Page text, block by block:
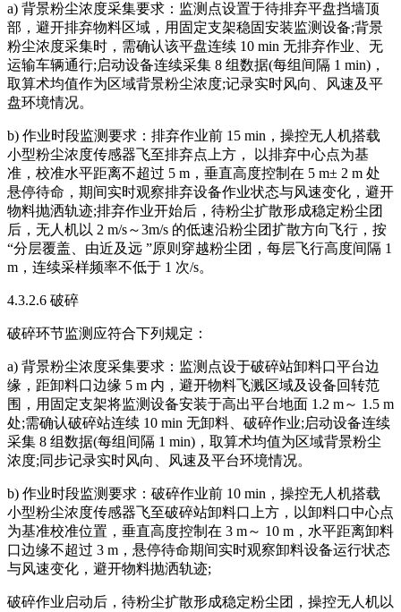
a) 背景粉尘浓度采集要求：监测点设置于待排弃平盘挡墙顶
部，避开排弃物料区域，用固定支架稳固安装监测设备;背景
粉尘浓度采集时，需确认该平盘连续 10 min 无排弃作业、无
运输车辆通行;启动设备连续采集 8 组数据(每组间隔 1 min)，
取算术均值作为区域背景粉尘浓度;记录实时风向、风速及平
盘环境情况。
b) 作业时段监测要求：排弃作业前 15 min，操控无人机搭载
小型粉尘浓度传感器飞至排弃点上方， 以排弃中心点为基
准，校准水平距离不超过 5 m，垂直高度控制在 5 m± 2 m 处
悬停待命，期间实时观察排弃设备作业状态与风速变化，避开
物料抛洒轨迹;排弃作业开始后，待粉尘扩散形成稳定粉尘团
后，无人机以 2 m/s～3m/s 的低速沿粉尘团扩散方向飞行，按
“分层覆盖、由近及远 ”原则穿越粉尘团，每层飞行高度间隔 1
m，连续采样频率不低于 1 次/s。
4.3.2.6 破碎
破碎环节监测应符合下列规定：
a) 背景粉尘浓度采集要求：监测点设于破碎站卸料口平台边
缘，距卸料口边缘 5 m 内，避开物料飞溅区域及设备回转范
围，用固定支架将监测设备安装于高出平台地面 1.2 m～ 1.5 m
处;需确认破碎站连续 10 min 无卸料、破碎作业;启动设备连续
采集 8 组数据(每组间隔 1 min)，取算术均值为区域背景粉尘
浓度;同步记录实时风向、风速及平台环境情况。
b) 作业时段监测要求：破碎作业前 10 min，操控无人机搭载
小型粉尘浓度传感器飞至破碎站卸料口上方，以卸料口中心点
为基准校准位置，垂直高度控制在 3 m～ 10 m，水平距离卸料
口边缘不超过 3 m，悬停待命期间实时观察卸料设备运行状态
与风速变化，避开物料抛洒轨迹;
破碎作业启动后，待粉尘扩散形成稳定粉尘团，操控无人机以